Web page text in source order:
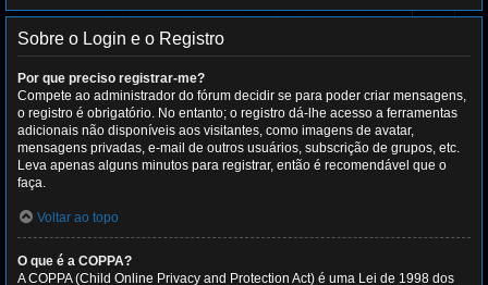
Sobre o Login e o Registro
Por que preciso registrar-me?
Compete ao administrador do fórum decidir se para poder criar mensagens,
o registro é obrigatório. No entanto; o registro dá-lhe acesso a ferramentas
adicionais não disponíveis aos visitantes, como imagens de avatar,
mensagens privadas, e-mail de outros usuários, subscrição de grupos, etc.
Leva apenas alguns minutos para registrar, então é recomendável que o
faça.
Voltar ao topo
O que é a COPPA?
A COPPA (Child Online Privacy and Protection Act) é uma Lei de 1998 dos